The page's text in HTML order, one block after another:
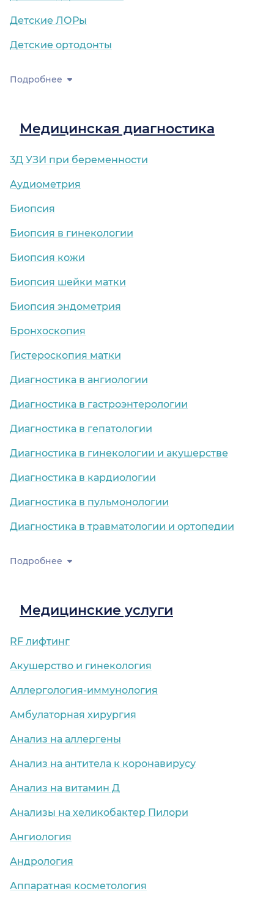
Детские ЛОРы
Детские ортодонты
Подробнее
Медицинская диагностика
3Д УЗИ при беременности
Аудиометрия
Биопсия
Биопсия в гинекологии
Биопсия кожи
Биопсия шейки матки
Биопсия эндометрия
Бронхоскопия
Гистероскопия матки
Диагностика в ангиологии
Диагностика в гастроэнтерологии
Диагностика в гепатологии
Диагностика в гинекологии и акушерстве
Диагностика в кардиологии
Диагностика в пульмонологии
Диагностика в травматологии и ортопедии
Подробнее
Медицинские услуги
RF лифтинг
Акушерство и гинекология
Аллергология-иммунология
Амбулаторная хирургия
Анализ на аллергены
Анализ на антитела к коронавирусу
Анализ на витамин Д
Анализы на хеликобактер Пилори
Ангиология
Андрология
Аппаратная косметология